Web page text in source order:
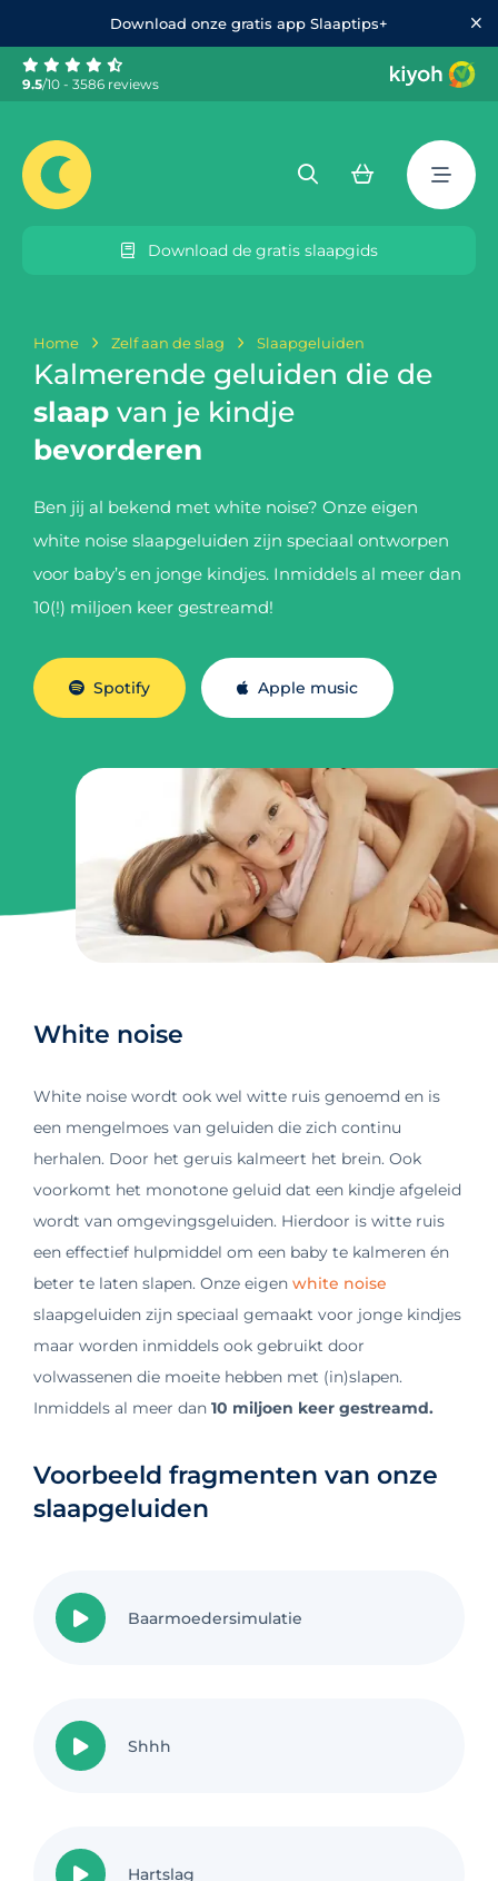
Download onze gratis app Slaaptips+
9.5/10 - 3586 reviews
Download de gratis slaapgids
Home Zelf aan de slag Slaapgeluiden
Kalmerende geluiden die de
slaap van je kindje
bevorderen
Ben jij al bekend met white noise? Onze eigen
white noise slaapgeluiden zijn speciaal ontworpen
voor baby’s en jonge kindjes. Inmiddels al meer dan
10(!) miljoen keer gestreamd!
Spotify Apple music
White noise
White noise wordt ook wel witte ruis genoemd en is
een mengelmoes van geluiden die zich continu
herhalen. Door het geruis kalmeert het brein. Ook
voorkomt het monotone geluid dat een kindje afgeleid
wordt van omgevingsgeluiden. Hierdoor is witte ruis
een effectief hulpmiddel om een baby te kalmeren én
beter te laten slapen. Onze eigen white noise
slaapgeluiden zijn speciaal gemaakt voor jonge kindjes
maar worden inmiddels ook gebruikt door
volwassenen die moeite hebben met (in)slapen.
Inmiddels al meer dan 10 miljoen keer gestreamd.
Voorbeeld fragmenten van onze
slaapgeluiden
Baarmoedersimulatie
Shhh
Hartslag